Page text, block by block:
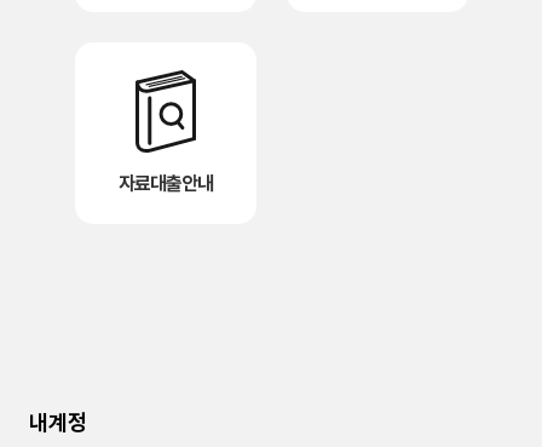
자료대출안내
내계정